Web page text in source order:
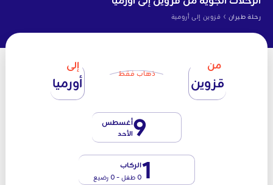
رحلة طيران › قزوين إلى أرومية
من
قزوين ذهاب فقط
إلى
أورميا
9أغسطس
الأحد
1الركاب
0 طفل - 0 رضيع